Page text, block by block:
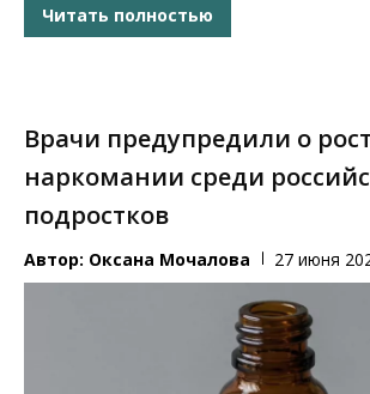
Читать полностью
Врачи предупредили о
наркомании среди
подростков
Автор: Оксана Мочалова 27 июня